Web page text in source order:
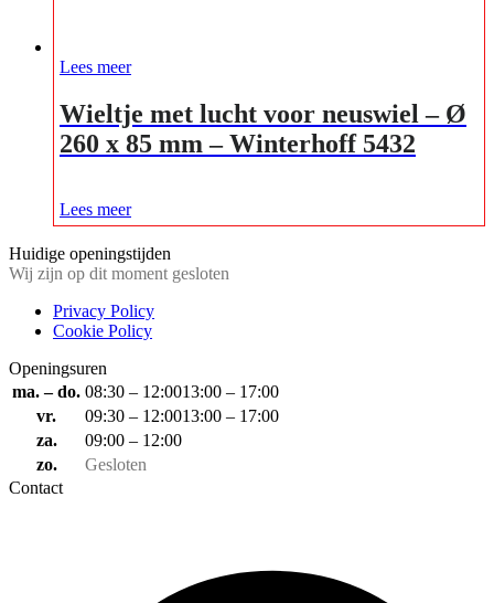
Lees meer
Wieltje met lucht voor neuswiel – Ø
260 x 85 mm – Winterhoff 5432
Lees meer
Huidige openingstijden
Wij zijn op dit moment gesloten
Privacy Policy
Cookie Policy
Openingsuren
ma. – do. 08:30 – 12:0013:00 – 17:00
vr.
09:30 – 12:0013:00 – 17:00
za.
09:00 – 12:00
zo.
Gesloten
Contact